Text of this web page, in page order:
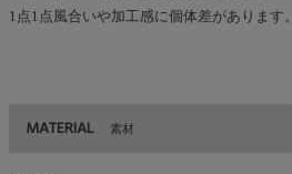
1点1点風合いや加工感に個体差があります。
MATERIAL 素材